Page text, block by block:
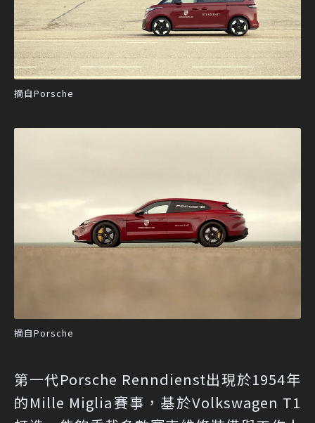
摘自Porsche
摘自Porsche
第一代Porsche Renndienst出現於1954年
的Mille Miglia賽事，基於Volkswagen T1